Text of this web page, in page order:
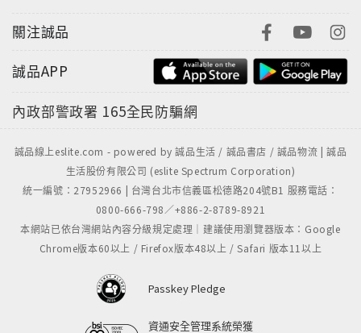
關注誠品
誠品APP
內政部警政署 165全民防騙網
誠品線上eslite.com - powered by 誠品生活 / 誠品書店 / 誠品物流 | 誠品
生活股份有限公司 (eslite Spectrum Corporation)
統一編號：27952966 | 台灣台北市信義區松德路204號B1 服務電話：
0800-666-798／+886-2-8789-8921
本網站已依台灣網站內容分級規定處理｜建議使用瀏覽器版本：Google
Chrome版本60以上 / Firefox版本48以上 / Safari 版本11以上
Passkey Pledge
資通安全管理系統榮獲